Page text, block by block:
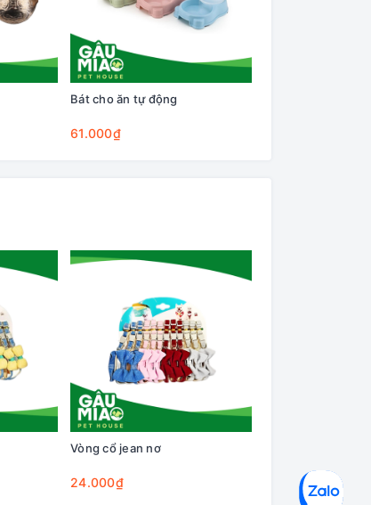
Bát cho ăn tự động
61.000₫
Vòng cổ jean nơ
24.000₫ 25.000₫